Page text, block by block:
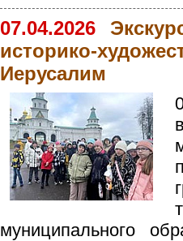
07.04.2026
историко-
Иерусалим
муниципального